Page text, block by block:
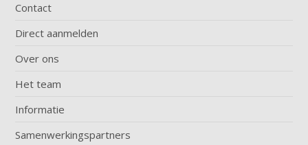
Contact
Direct aanmelden
Over ons
Het team
Informatie
Samenwerkingspartners